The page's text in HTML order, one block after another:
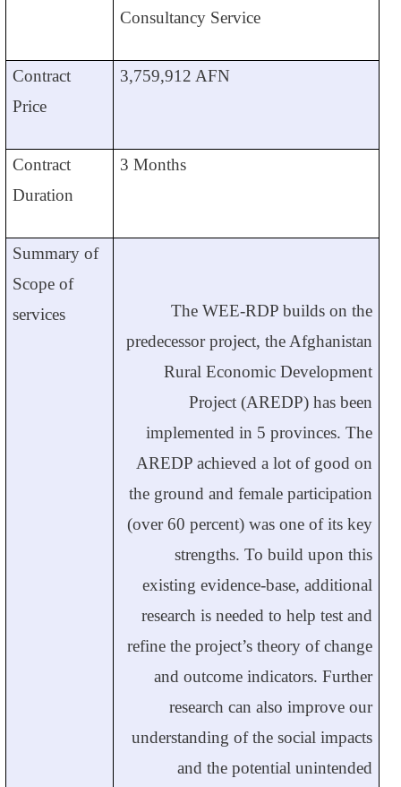
Consultancy Service
3,759,912 AFN
Contract
Price
3 Months
Contract
Duration
The WEE-RDP builds on the
predecessor project, the Afghanistan
Rural Economic Development
Project (AREDP) has been
implemented in 5 provinces. The
AREDP achieved a lot of good on
the ground and female participation
(over 60 percent) was one of its key
strengths. To build upon this
existing evidence-base, additional
research is needed to help test and
refine the project’s theory of change
and outcome indicators. Further
research can also improve our
understanding of the social impacts
and the potential unintended
Summary of
Scope of
services